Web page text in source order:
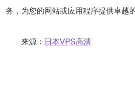
务，为您的网站或应用程序提供卓越
来源： 日本VPS高清